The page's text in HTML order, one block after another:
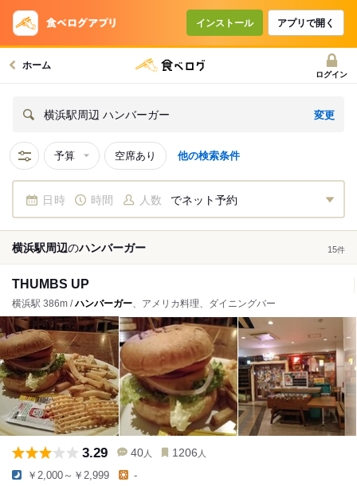
インストール アプリで開く
ホーム
ログイン
横浜駅周辺 ハンバーガー 変更
予算 空席あり 他の検索条件
日時 時間 人数 でネット予約
横浜駅周辺のハンバーガー 15件
THUMBS UP
横浜駅 386m /ハンバーガー、アメリカ料理、ダイニングバー
3.29 40 人 1206 人
￥2,000～￥2,999 -